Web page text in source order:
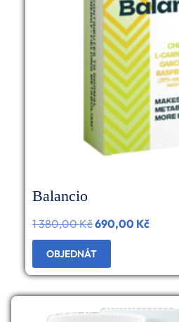
Balancio
1 380,00KčPůvodní
cena
byla:
380,00 Kč.
690,00 KčAktuální
OBJEDNÁT